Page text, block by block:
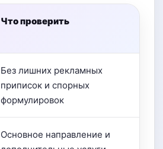
Что проверить
Без лишних рекламных
приписок и спорных
формулировок
Основное направление и